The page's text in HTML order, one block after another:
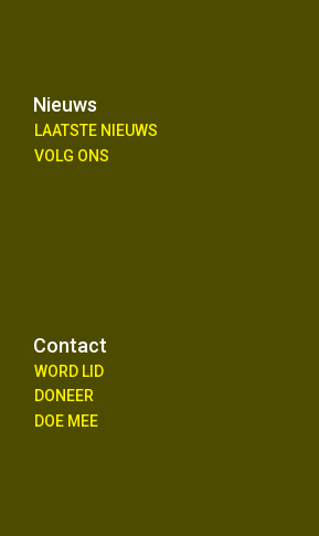
Nieuws
LAATSTE NIEUWS
VOLG ONS
Contact
WORD LID
DONEER
DOE MEE